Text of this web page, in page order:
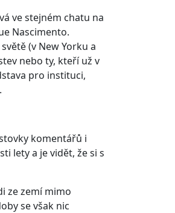
ve stejném chatu na
Nascimento.
(v New Yorku a
nebo ty, kteří už v
pro instituci,
komentářů i
lety a je vidět, že si s
ze zemí mimo
se však nic